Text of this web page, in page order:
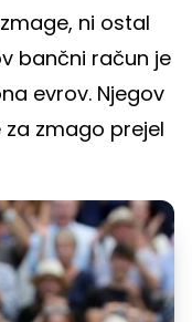
ni ostal
bančni račun je
evrov. Njegov
za zmago prejel